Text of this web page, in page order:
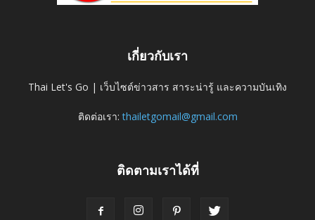
เกี่ยวกับเรา
Thai Let's Go | เว็บไซต์ข่าวสาร สาระน่ารู้ และความบันเทิง
ติดต่อเรา:thailetgomail@gmail.com
ติดตามเราได้ที่